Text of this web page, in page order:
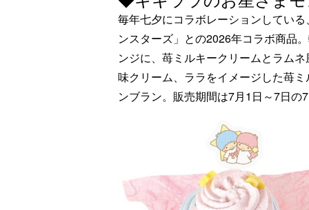
毎年七夕にコラボレーションしてい
ンスターズ」との2026年コラボ商品
ンジに、苺ミルキークリームとラム
味クリーム、ララをイメージした苺
ンブラン。販売期間は7月1日～7日の